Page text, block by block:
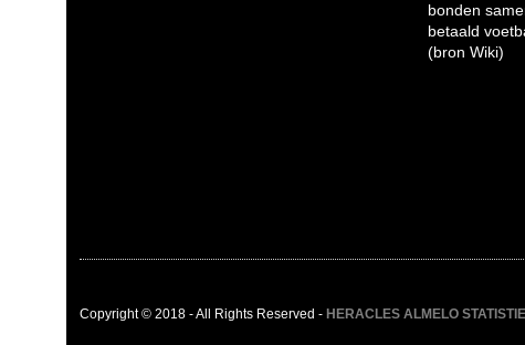
bonden
betaald
(bron Wiki)
Copyright © 2018 - All Rights Reserved - HERACLES ALMELO